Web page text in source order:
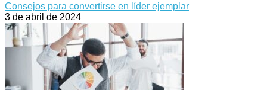
Consejos para convertirse en líder ejemplar
3 de abril de 2024